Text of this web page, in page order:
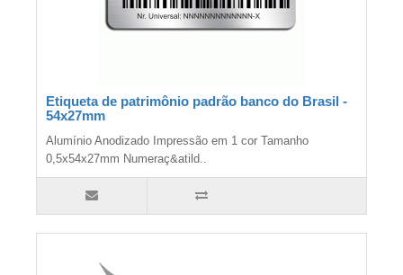
Etiqueta de patrimônio padrão banco do Brasil -
54x27mm
Alumínio Anodizado Impressão em 1 cor Tamanho
0,5x54x27mm Numeraç&atild..